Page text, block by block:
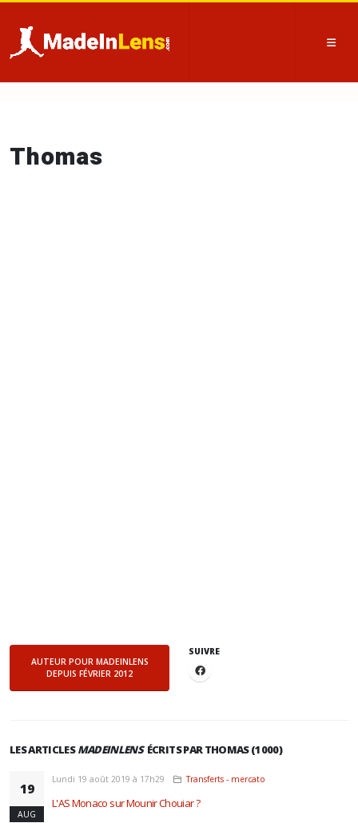
Thomas
AUTEUR POUR MADEINLENS
DEPUIS FÉVRIER 2012
SUIVRE
LES ARTICLESMADEINLENSÉCRITS PAR THOMAS (1000)
19
AUG
Lundi 19 août 2019 à 17h29 Transferts - mercato
L'AS Monaco sur Mounir Chouiar ?